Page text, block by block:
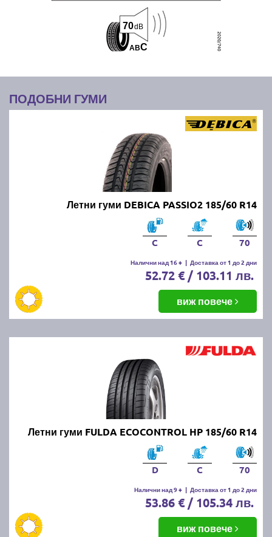
ABC
70dB
ПОДОБНИ ГУМИ
Летни гуми DEBICA PASSIO2 185/60 R14
C C 70
Налични над 16 + | Доставка от 1 до 2 дни
52.72 € / 103.11 лв.
виж повече
Летни гуми FULDA ECOCONTROL HP 185/60 R14
D C 70
Налични над 9 + | Доставка от 1 до 2 дни
53.86 € / 105.34 лв.
виж повече